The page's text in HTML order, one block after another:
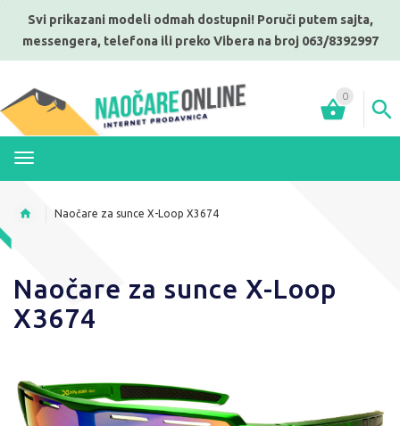
Svi prikazani modeli odmah dostupni! Poruči putem sajta,
messengera, telefona ili preko Vibera na broj 063/8392997
0
Naočare za sunce X-Loop X3674
Naočare za sunce X-Loop
X3674